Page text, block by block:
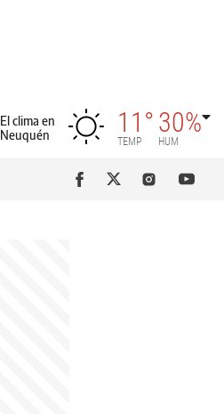
El clima en
Neuquén
11°
TEMP
30%
HUM